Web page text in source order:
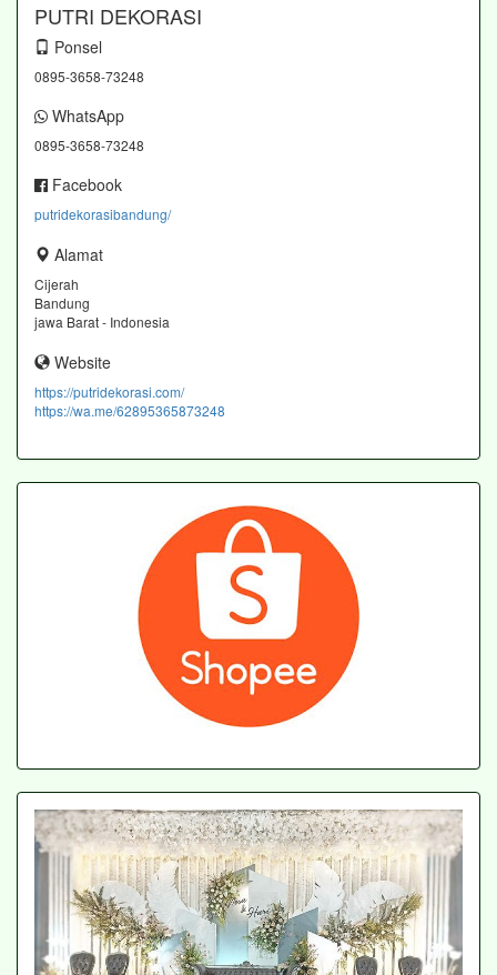
PUTRI DEKORASI
Ponsel
0895-3658-73248
WhatsApp
0895-3658-73248
Facebook
putridekorasibandung/
Alamat
Cijerah
Bandung
jawa Barat - Indonesia
Website
https://putridekorasi.com/
https://wa.me/62895365873248